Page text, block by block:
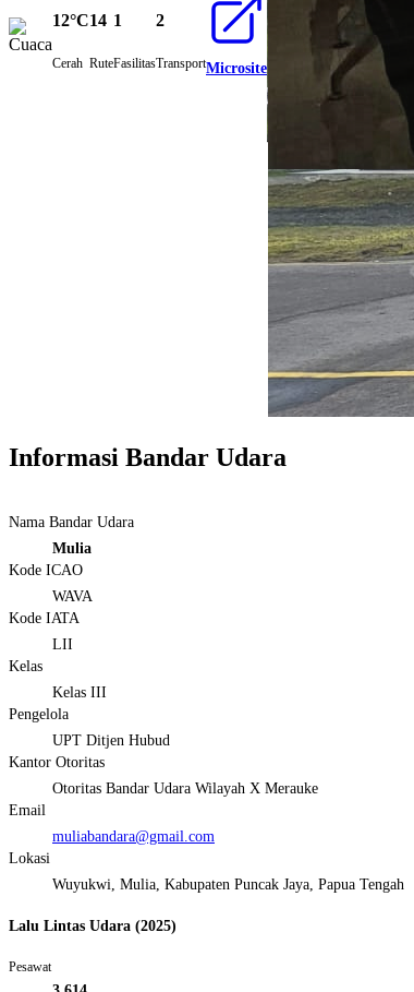
12°C
Cerah
14
Rute
1
Fasilitas
2
TransportMicrosite
Informasi Bandar Udara
Nama Bandar Udara
Mulia
Kode ICAO
WAVA
Kode IATA
LII
Kelas
Kelas III
Pengelola
UPT Ditjen Hubud
Kantor Otoritas
Otoritas Bandar Udara Wilayah X Merauke
Email
muliabandara@gmail.com
Lokasi
Wuyukwi, Mulia, Kabupaten Puncak Jaya, Papua Tengah
Lalu Lintas Udara (2025)
Pesawat